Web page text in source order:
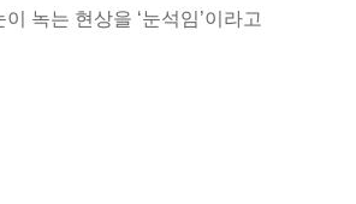
녹는 현상을 ‘눈석임’이라고